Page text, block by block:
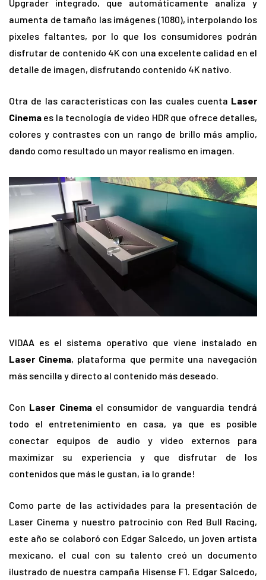
Upgrader integrado, que automáticamente analiza y
aumenta de tamaño las imágenes (1080), interpolando los
pixeles faltantes, por lo que los consumidores podrán
disfrutar de contenido 4K con una excelente calidad en el
detalle de imagen, disfrutando contenido 4K nativo.
Otra de las características con las cuales cuenta Laser
Cinema es la tecnología de video HDR que ofrece detalles,
colores y contrastes con un rango de brillo más amplio,
dando como resultado un mayor realismo en imagen.
VIDAA es el sistema operativo que viene instalado en
Laser Cinema, plataforma que permite una navegación
más sencilla y directo al contenido más deseado.
Con Laser Cinemael consumidor de vanguardia tendrá
todo el entretenimiento en casa, ya que es posible
conectar equipos de audio y video externos para
maximizar su experiencia y que disfrutar de los
contenidos que más le gustan, ¡a lo grande!
Como parte de las actividades para la presentación de
Laser Cinema y nuestro patrocinio con Red Bull Racing,
este año se colaboró con Edgar Salcedo, un joven artista
mexicano, el cual con su talento creó un documento
ilustrado de nuestra campaña Hisense F1. Edgar Salcedo,